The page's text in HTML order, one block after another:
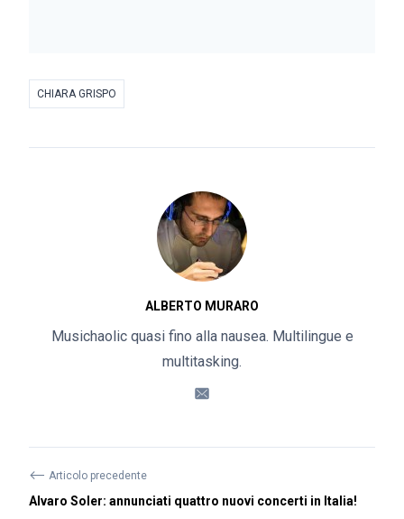
CHIARA GRISPO
ALBERTO MURARO
Musichaolic quasi fino alla nausea. Multilingue e
multitasking.
⟵ Articolo precedente
Alvaro Soler: annunciati quattro nuovi concerti in Italia!